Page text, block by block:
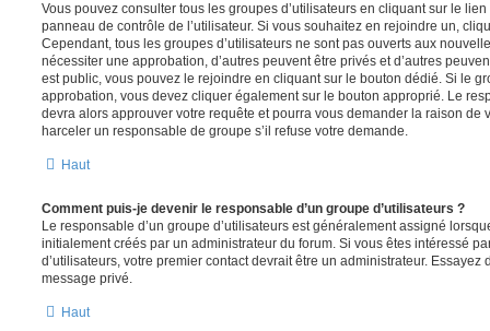
Vous pouvez consulter tous les groupes d’utilisateurs en cliquant sur le
panneau de contrôle de l’utilisateur. Si vous souhaitez en rejoindre un,
Cependant, tous les groupes d’utilisateurs ne sont pas ouverts aux
nécessiter une approbation, d’autres peuvent être privés et d’autres
est public, vous pouvez le rejoindre en cliquant sur le bouton dédié. Si le
approbation, vous devez cliquer également sur le bouton approprié. Le
devra alors approuver votre requête et pourra vous demander la raison de
harceler un responsable de groupe s’il refuse votre demande.
Haut
Comment puis-je devenir le responsable d’un groupe d’utilisateurs ?
Le responsable d’un groupe d’utilisateurs est généralement assigné
initialement créés par un administrateur du forum. Si vous êtes intéressé
d’utilisateurs, votre premier contact devrait être un administrateur.
message privé.
Haut